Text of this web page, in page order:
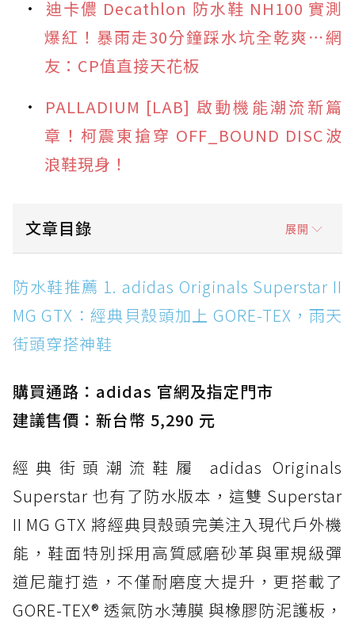
迪卡儂 Decathlon 防水鞋 NH100 實測
爆紅！暴雨走30分鐘踩水坑全乾爽⋯網
友：CP值直接天花板
PALLADIUM [LAB] 啟動機能潮流新篇
章！柯震東搶穿 OFF_BOUND DISC波
浪鞋現身！
文章目錄 展開
防水鞋推薦 1. adidas Originals Superstar II
MG GTX：經典貝殼頭加上 GORE-TEX，雨天街
頭穿搭神鞋
防水鞋推薦 2. New Balance Hierro v9 GORE-
防水鞋推薦 3. Nike Dunk Low GORE-TEX：
經典 Dunk 輪廓加上防水科技，雨天穿搭帥度不
打折
防水鞋推薦 4. ASICS TRABUCO 14 GTX：搭
載 GORE-TEX 隱形貼合科技，全方位防水神鞋
防水鞋推薦 5. Salomon XT-6 GORE-TEX：潮
人必備山系鞋王！防滑、防水與街頭顏值一次攻
頂
防水鞋推薦 6. HOKA Stinson Evo GTX：越野
復刻厚底，GORE-TEX 防水與增高神器一次滿
防水鞋推薦 1. adidas Originals Superstar II
MG GTX：經典貝殼頭加上 GORE-TEX，雨天
街頭穿搭神鞋
購買通路：adidas 官網及指定門市
建議售價：新台幣 5,290 元
經典街頭潮流鞋履 adidas Originals
Superstar 也有了防水版本，這雙 Superstar
II MG GTX 將經典貝殼頭完美注入現代戶外機
能，鞋面特別採用高質感磨砂革與軍規級彈
道尼龍打造，不僅耐磨度大提升，更搭載了
GORE-TEX® 透氣防水薄膜 與橡膠防泥護板，